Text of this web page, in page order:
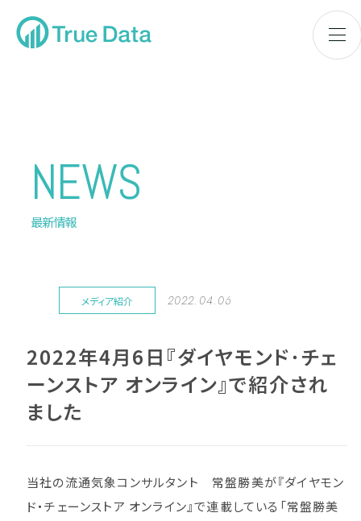
NEWS
最新情報
メディア紹介 2022.04.06
2022年4月6日『ダイヤモンド･チェ
ーンストア オンライン』で紹介され
ました
当社の流通気象コンサルタント 常盤勝美が『ダイヤモン
ド・チェーンストア オンライン』で連載している「常盤勝美